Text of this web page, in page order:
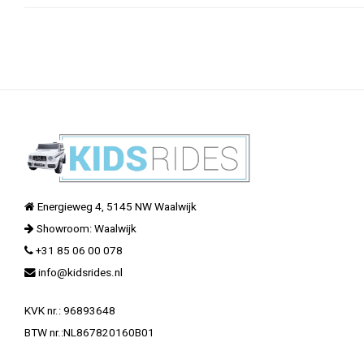
Energieweg 4, 5145 NW Waalwijk
Showroom: Waalwijk
+31 85 06 00 078
info@kidsrides.nl
KVK nr.: 96893648
BTW nr.:NL867820160B01